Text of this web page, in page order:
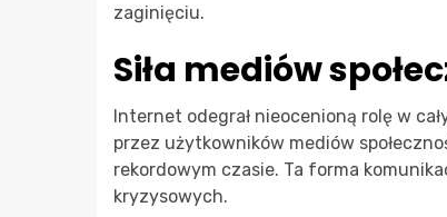
zaginięciu.
Siła mediów
Internet odegrał nieocenioną rolę w
przez użytkowników mediów
rekordowym czasie. Ta forma
kryzysowych.